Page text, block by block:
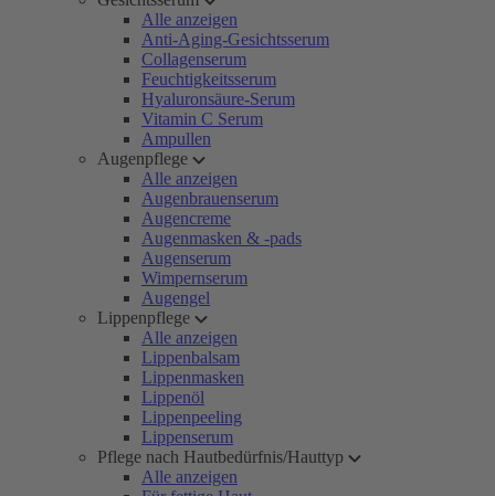
Alle anzeigen
Anti-Aging-Gesichtsserum
Collagenserum
Feuchtigkeitsserum
Hyaluronsäure-Serum
Vitamin C Serum
Ampullen
Augenpflege
Alle anzeigen
Augenbrauenserum
Augencreme
Augenmasken & -pads
Augenserum
Wimpernserum
Augengel
Lippenpflege
Alle anzeigen
Lippenbalsam
Lippenmasken
Lippenöl
Lippenpeeling
Lippenserum
Pflege nach Hautbedürfnis/Hauttyp
Alle anzeigen